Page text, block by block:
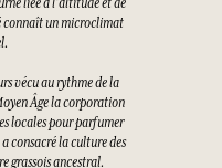
liée à l'altitude et de
connaît un microclimat
vécu au rythme de la
Âge la corporation
locales pour parfumer
consacré la culture des
grassois ancestral.